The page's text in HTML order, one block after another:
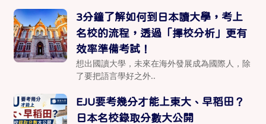
3分鐘了解如何到日本讀大學，考上
名校的流程，透過「擇校分析」更有
效率準備考試！
想出國讀大學，未來在海外發展成為國際人，除
了要把語言學好之外..
EJU要考幾分才能上東大、早稻田？
日本名校錄取分數大公開